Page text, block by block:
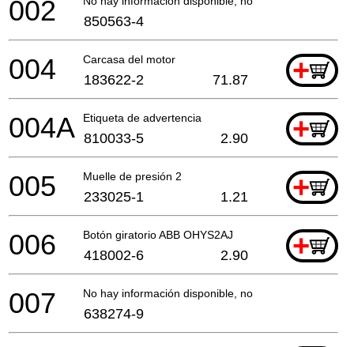
002 850563-4
Carcasa del motor +
004 183622-2 71.87
Etiqueta de advertencia +
004A 810033-5 2.90
Muelle de presión 2 +
005 233025-1 1.21
Botón giratorio ABB OHYS2AJ +
006 418002-6 2.90
No hay información disponible, no se puede pedir
007 638274-9